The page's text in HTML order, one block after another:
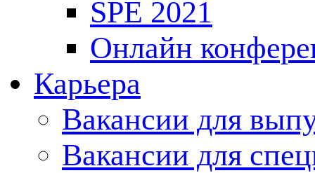
SPE 2021
Онлайн
Карьера
Вакансии для
Вакансии для